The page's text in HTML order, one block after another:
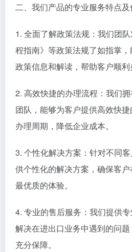
二、我们产品的专业服务特点
1. 全面了解政策法规：我们团
程指南》等政策法规了如指掌
政策信息和解读，帮助客户顺利
2. 高效快捷的办理流程：我们
团队，能够为客户提供高效快
办理周期，降低企业成本。
3. 个性化解决方案：针对不同
供个性化的解决方案，确保客
最优质的体验。
4. 专业的售后服务：我们提供
解决在进出口业务中遇到的问
充分保障。